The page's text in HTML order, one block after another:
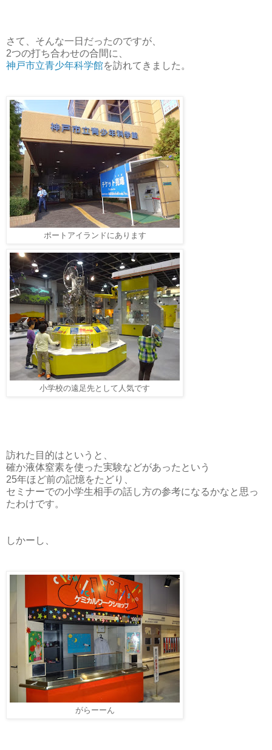
さて、そんな一日だったのですが、
2つの打ち合わせの合間に、
神戸市立青少年科学館を訪れてきました。
ポートアイランドにあります
小学校の遠足先として人気です
訪れた目的はというと、
確か液体窒素を使った実験などがあったという
25年ほど前の記憶をたどり、
セミナーでの小学生相手の話し方の参考になるかなと思っ
たわけです。
しかーし、
がらーーん